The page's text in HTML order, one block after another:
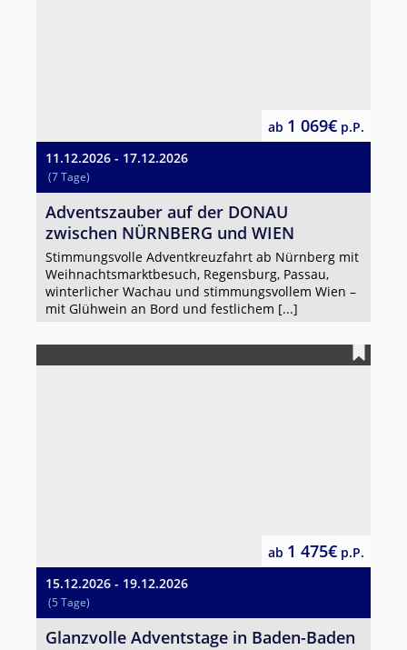
11.12.2026 - 17.12.2026
(7 Tage)
ab 1 069€ p.P.
Adventszauber auf der DONAU
zwischen NÜRNBERG und WIEN
Stimmungsvolle Adventkreuzfahrt ab Nürnberg mit
Weihnachtsmarktbesuch, Regensburg, Passau,
winterlicher Wachau und stimmungsvollem Wien –
mit Glühwein an Bord und festlichem [...]
15.12.2026 - 19.12.2026
(5 Tage)
ab 1 475€ p.P.
Glanzvolle Adventstage in Baden-Baden